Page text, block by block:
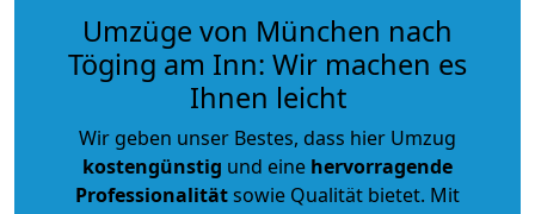
Umzüge von München nach
Töging am Inn: Wir machen es
Ihnen leicht
Wir geben unser Bestes, dass hier Umzug
kostengünstig und eine hervorragende
Professionalitätsowie Qualität bietet. Mit